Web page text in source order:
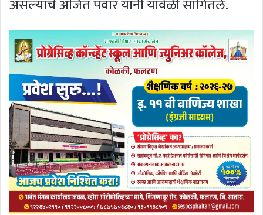
असल्याचे अजित पवार यांनी यावेळी सांगितले.